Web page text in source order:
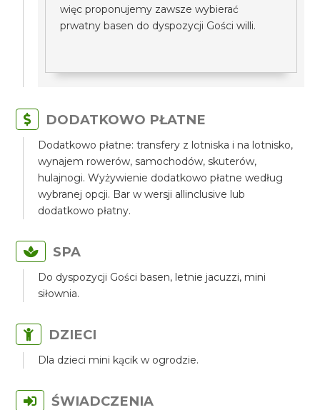
więc proponujemy zawsze wybierać
prwatny basen do dyspozycji Gości willi.
DODATKOWO PŁATNE
Dodatkowo płatne: transfery z lotniska i na lotnisko,
wynajem rowerów, samochodów, skuterów,
hulajnogi. Wyżywienie dodatkowo płatne według
wybranej opcji. Bar w wersji allinclusive lub
dodatkowo płatny.
SPA
Do dyspozycji Gości basen, letnie jacuzzi, mini
siłownia.
DZIECI
Dla dzieci mini kącik w ogrodzie.
ŚWIADCZENIA